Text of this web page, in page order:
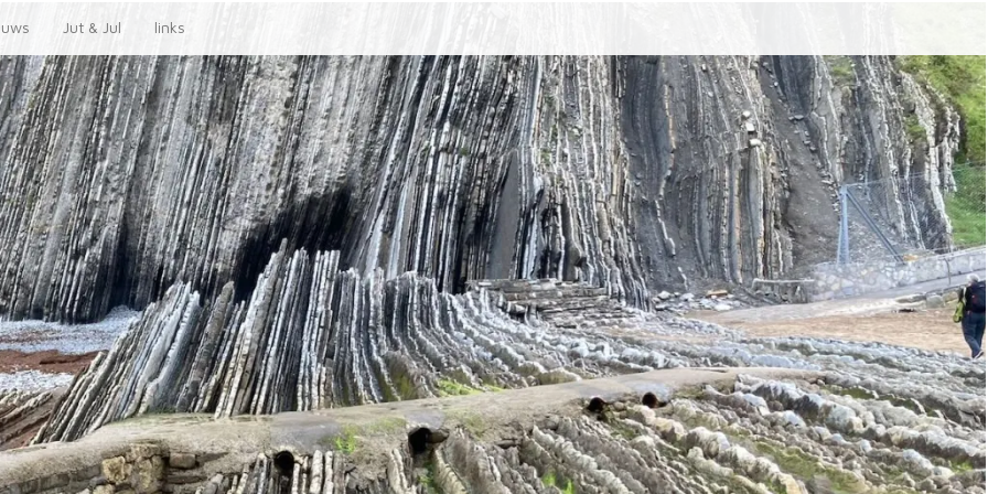
Jut & Jul links